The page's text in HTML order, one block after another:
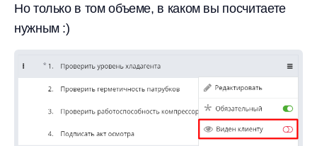
Но только в том объеме, в каком вы посчитаете
нужным :)